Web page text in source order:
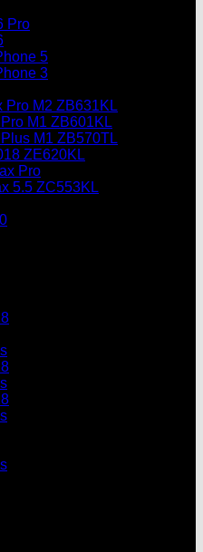
Pro
5
3
Pro M2 ZB631KL
M1 ZB601KL
M1 ZB570TL
ZE620KL
Pro
5.5 ZC553KL